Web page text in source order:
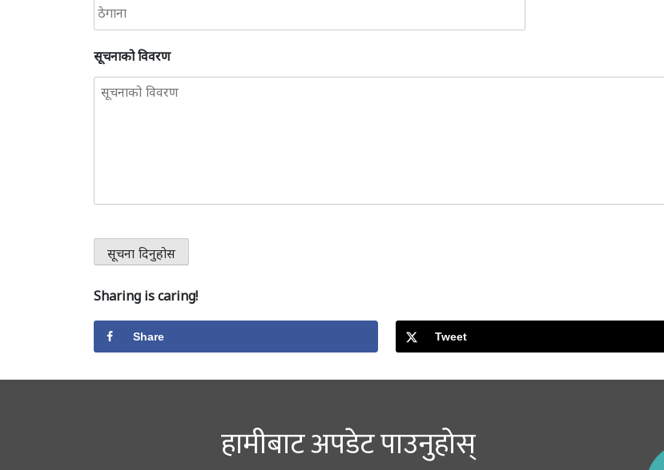
सूचनाको विवरण
Sharing is caring!
Share Tweet
हामीबाट अपडेट पाउनुहोस्